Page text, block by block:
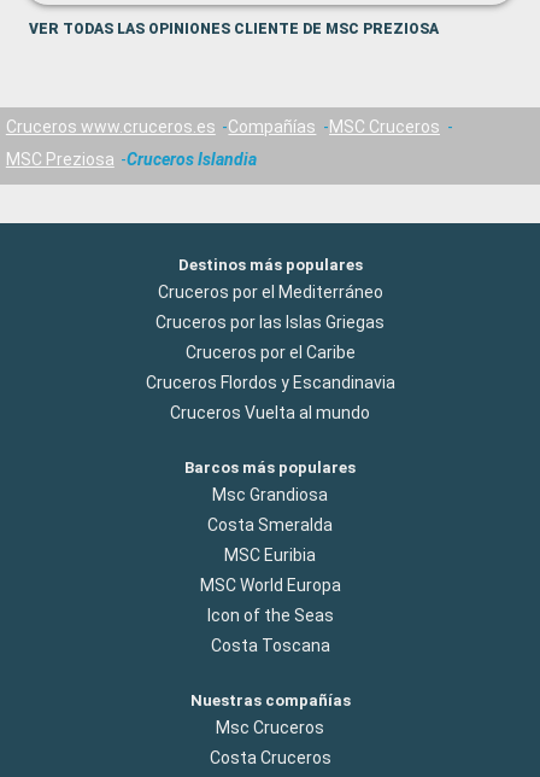
VER TODAS LAS OPINIONES CLIENTE DE MSC PREZIOSA
Cruceros www.cruceros.es Compañías
MSC Cruceros
MSC Preziosa
Cruceros Islandia
Destinos más populares
Cruceros por el Mediterráneo
Cruceros por las Islas Griegas
Cruceros por el Caribe
Cruceros Flordos y Escandinavia
Cruceros Vuelta al mundo
Barcos más populares
Msc Grandiosa
Costa Smeralda
MSC Euribia
MSC World Europa
Icon of the Seas
Costa Toscana
Nuestras compañías
Msc Cruceros
Costa Cruceros